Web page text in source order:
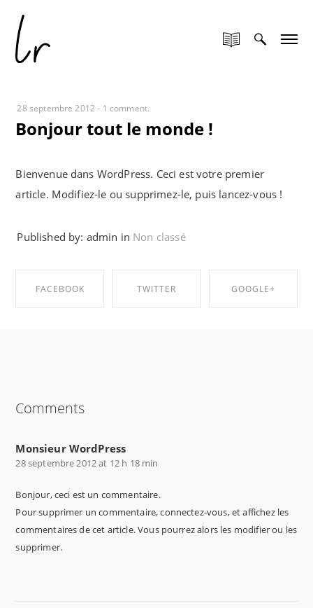
28 septembre 2012 - 1 comment.
Bonjour tout le monde !
Bienvenue dans WordPress. Ceci est votre premier
article. Modifiez-le ou supprimez-le, puis lancez-vous !
Published by: admin in Non classé
FACEBOOK TWITTER GOOGLE+
Comments
Monsieur WordPress
28 septembre 2012 at 12 h 18 min
Bonjour, ceci est un commentaire.
Pour supprimer un commentaire, connectez-vous, et affichez les
commentaires de cet article. Vous pourrez alors les modifier ou les
supprimer.